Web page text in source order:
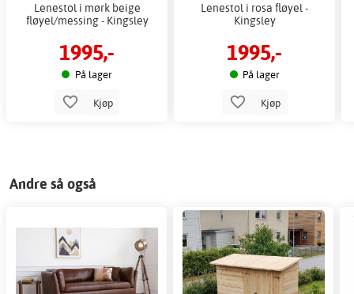
Lenestol i mørk beige
fløyel/messing - Kingsley
1995,-
På lager
Kjøp
Lenestol i rosa fløyel -
Kingsley
1995,-
På lager
Kjøp
Andre så også